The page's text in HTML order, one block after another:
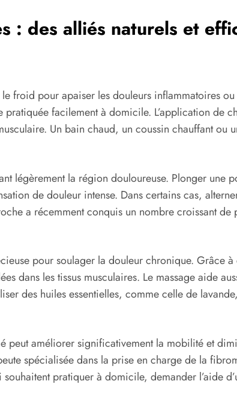
: des alliés naturels et
froid pour apaiser les douleurs inflammatoires
facilement à domicile. L’application de
Un bain chaud, un coussin chauffant ou
légèrement la région douloureuse. Plonger une
de douleur intense. Dans certains cas,
a récemment conquis un nombre croissant de
pour soulager la douleur chronique. Grâce
dans les tissus musculaires. Le massage aide
des huiles essentielles, comme celle de
peut améliorer significativement la mobilité et
spécialisée dans la prise en charge de la
pratiquer à domicile, demander l’aide